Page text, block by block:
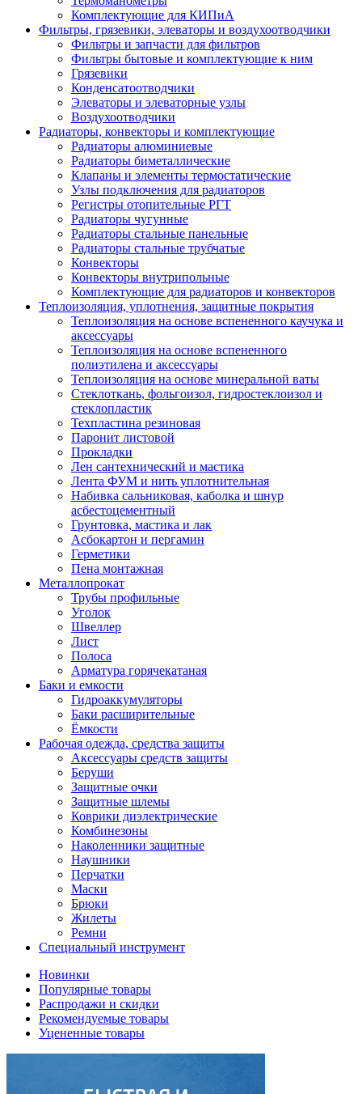
Комплектующие для КИПиА
Фильтры, грязевики, элеваторы и воздухоотводчики
Фильтры и запчасти для фильтров
Фильтры бытовые и комплектующие к ним
Грязевики
Конденсатоотводчики
Элеваторы и элеваторные узлы
Воздухоотводчики
Радиаторы, конвекторы и комплектующие
Радиаторы алюминиевые
Радиаторы биметаллические
Клапаны и элементы термостатические
Узлы подключения для радиаторов
Регистры отопительные РГТ
Радиаторы чугунные
Радиаторы стальные панельные
Радиаторы стальные трубчатые
Конвекторы
Конвекторы внутрипольные
Комплектующие для радиаторов и конвекторов
Теплоизоляция, уплотнения, защитные покрытия
Теплоизоляция на основе вспененного каучука и
аксессуары
Теплоизоляция на основе вспененного
полиэтилена и аксессуары
Теплоизоляция на основе минеральной ваты
Стеклоткань, фольгоизол, гидростеклоизол и
стеклопластик
Техпластина резиновая
Паронит листовой
Прокладки
Лен сантехнический и мастика
Лента ФУМ и нить уплотнительная
Набивка сальниковая, каболка и шнур
асбестоцементный
Грунтовка, мастика и лак
Асбокартон и пергамин
Герметики
Пена монтажная
Металлопрокат
Трубы профильные
Уголок
Швеллер
Лист
Полоса
Арматура горячекатаная
Баки и емкости
Гидроаккумуляторы
Баки расширительные
Ёмкости
Рабочая одежда, средства защиты
Аксессуары средств защиты
Беруши
Защитные очки
Защитные шлемы
Коврики диэлектрические
Комбинезоны
Наколенники защитные
Наушники
Перчатки
Маски
Брюки
Жилеты
Ремни
Специальный инструмент
Новинки
Популярные товары
Распродажи и скидки
Рекомендуемые товары
Уцененные товары